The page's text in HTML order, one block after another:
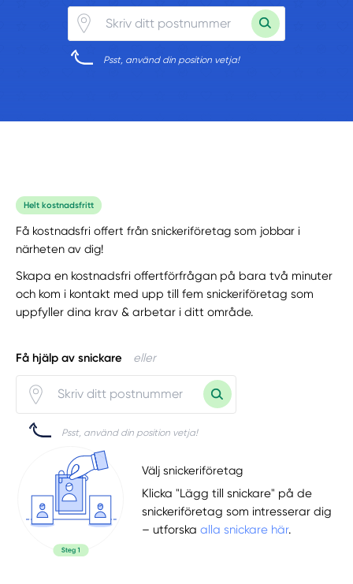
Psst, använd din position vetja!
Helt kostnadsfritt
Få kostnadsfri offert från snickeriföretag som jobbar i
närheten av dig!
Skapa en kostnadsfri offertförfrågan på bara två minuter
och kom i kontakt med upp till fem snickeriföretag som
uppfyller dina krav & arbetar i ditt område.
Få hjälp av snickare eller
Psst, använd din position vetja!
Välj snickeriföretag
Klicka "Lägg till snickare" på de
snickeriföretag som intresserar dig
– utforskaalla snickare här.